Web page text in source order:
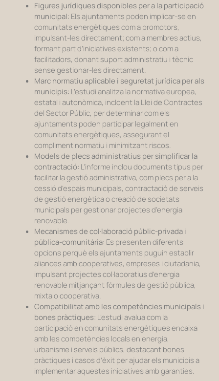
Figures jurídiques disponibles per a la participació
municipal: Els ajuntaments poden implicar-se en
comunitats energètiques com a promotors,
impulsant-les directament; com a membres actius,
formant part d’iniciatives existents; o com a
facilitadors, donant suport administratiu i tècnic
sense gestionar-les directament.
Marc normatiu aplicable i seguretat jurídica per als
municipis: L’estudi analitza la normativa europea,
estatal i autonòmica, incloent la Llei de Contractes
del Sector Públic, per determinar com els
ajuntaments poden participar legalment en
comunitats energètiques, assegurant el
compliment normatiu i minimitzant riscos.
Models de plecs administratius per simplificar la
contractació: L’informe inclou documents tipus per
facilitar la gestió administrativa, com plecs per a la
cessió d’espais municipals, contractació de serveis
de gestió energètica o creació de societats
municipals per gestionar projectes d’energia
renovable.
Mecanismes de col·laboració públic-privada i
pública-comunitària: Es presenten diferents
opcions perquè els ajuntaments puguin establir
aliances amb cooperatives, empreses i ciutadania,
impulsant projectes col·laboratius d’energia
renovable mitjançant fórmules de gestió pública,
mixta o cooperativa.
Compatibilitat amb les competències municipals i
bones pràctiques: L’estudi avalua com la
participació en comunitats energètiques encaixa
amb les competències locals en energia,
urbanisme i serveis públics, destacant bones
pràctiques i casos d’èxit per ajudar els municipis a
implementar aquestes iniciatives amb garanties.